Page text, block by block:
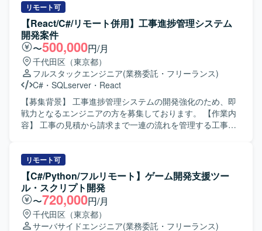
とした環境で、生産管理系パッケージのアドオン開発を行
っていただきます。
す。 【求める人物像】 ECサイト領域の開発に主体的に取
り組み、チームメンバーと連携しながら着実にタスクを遂
行できる方を求めております。 【ポジションの魅力】 EC
サイト案件における新規機能開発から既存システムの改善
まで幅広い工程に携わることができ、Webシステム開発の
スキルを総合的に高めていただけます。 【開発環境】 C#、
MySQL、Git を用いたWebシステム開発環境となります。
リモート可
【React/C#/リモート併用】工事進捗管理システム
開発案件
〜500,000円/月
千代田区（東京都）
フルスタックエンジニア(業務委託・フリーランス)
C# ・ SQLserver ・ React
【募集背景】 工事進捗管理システムの開発強化のため、即
戦力となるエンジニアの方を募集しております。 【作業内
容】 工事の見積から請求まで一連の流れを管理する工事進
C#で実装されたWebシステムの機能追加や改修、品質確認
などを行っていただきます。 【求める人物像】 Reactの実
装難易度が高い状況のため、Reactを中心としたフロントエ
ンド開発に強みをお持ちの方を求めております。技術に対
して前向きにキャッチアップできる方、技術レビューに対
しても折れずに改善に取り組めるメンタル面の強さをお持
リモート可
【C#/Python/フルリモート】ゲーム開発支援ツー
ル・スクリプト開発
〜720,000円/月
千代田区（東京都）
サーバサイドエンジニア(業務委託・フリーランス)